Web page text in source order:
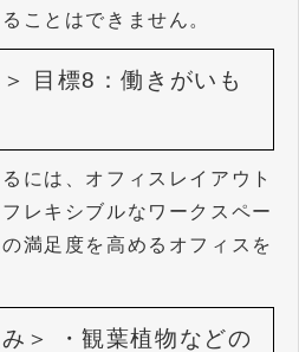
ことはできません。
目標8：働きがいも
には、オフィスレイアウト
レキシブルなワークスペー
満足度を高めるオフィスを
＞
・観葉植物などの